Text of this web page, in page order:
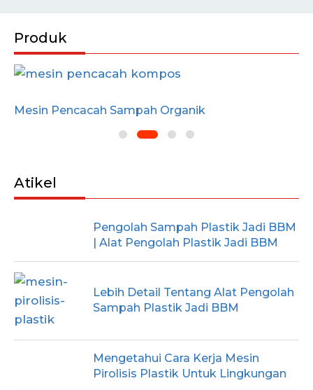
Produk
Mesin Pencacah Sampah Organik
Atikel
Pengolah Sampah Plastik Jadi BBM
| Alat Pengolah Plastik Jadi BBM
Lebih Detail Tentang Alat Pengolah
Sampah Plastik Jadi BBM
Mengetahui Cara Kerja Mesin
Pirolisis Plastik Untuk Lingkungan